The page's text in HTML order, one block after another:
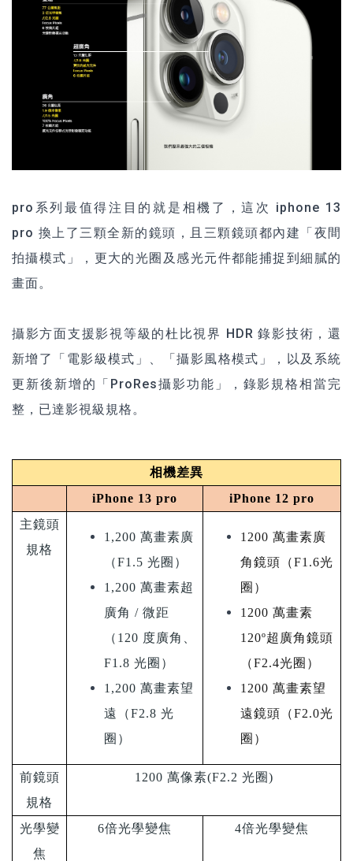
pro系列最值得注目的就是相機了，這次 iphone 13
pro 換上了三顆全新的鏡頭，且三顆鏡頭都內建「夜間
拍攝模式」，更大的光圈及感光元件都能捕捉到細膩的
畫面。
攝影方面支援影視等級的杜比視界 HDR 錄影技術，還
新增了「電影級模式」、「攝影風格模式」，以及系統
更新後新增的「ProRes攝影功能」，錄影規格相當完
整，已達影視級規格。
相機差異
iPhone 13 pro
iPhone 12 pro
主鏡頭
規格
1,200 萬畫素廣
（F1.5 光圈）
1,200 萬畫素超
廣角 / 微距
（ 120 度廣角、
F1.8 光圈）
1,200 萬畫素望
遠
（F2.8 光
圈）
1200 萬畫素廣
角鏡頭 （F1.6光
圈）
1200 萬畫素
120º超廣角鏡頭
（F2.4光圈）
1200 萬畫素望
遠鏡頭 （F2.0光
圈）
前鏡頭
規格
1200 萬像素(F2.2 光圈)
光學變
焦
6倍光學變焦 4倍光學變焦